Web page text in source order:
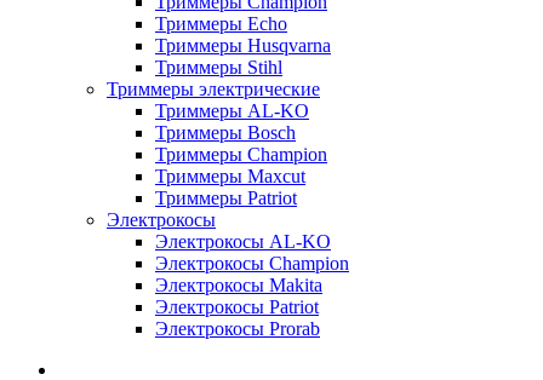
Триммеры Echo
Триммеры Husqvarna
Триммеры Stihl
Триммеры электрические
Триммеры AL-KO
Триммеры Bosch
Триммеры Champion
Триммеры Maxcut
Триммеры Patriot
Электрокосы
Электрокосы AL-KO
Электрокосы Champion
Электрокосы Makita
Электрокосы Patriot
Электрокосы Prorab